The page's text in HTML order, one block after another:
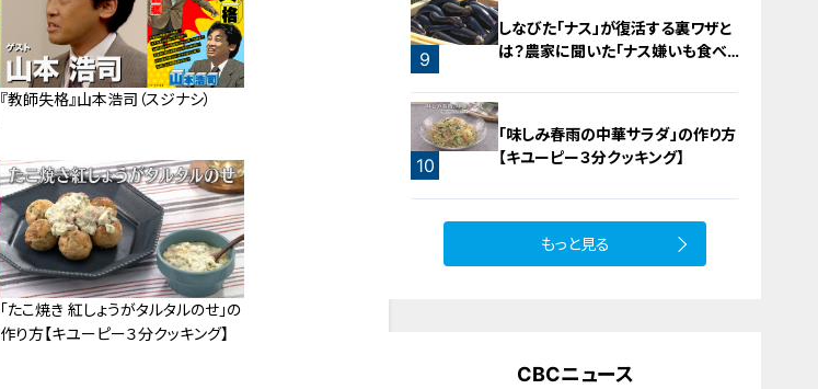
『教師失格』山本浩司（スジナシ）
「たこ焼き 紅しょうがタルタルのせ」の
作り方【キユーピー３分クッキング】
7
9
しなびた「ナス」が復活する裏ワザと
は？農家に聞いた「ナス嫌いも食べ
10
「味しみ春雨の中華サラダ」の作り方
【キユーピー３分クッキング】
もっと見る
CBCニュース